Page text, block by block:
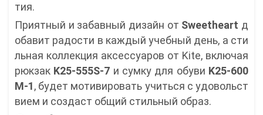
тия.
Приятный и забавный дизайн от Sweetheart д
обавит радости в каждый учебный день, а сти
льная коллекция аксессуаров от Kite, включая
рюкзак K25-555S-7 и сумку для обуви K25-600
M-1, будет мотивировать учиться с удовольст
вием и создаст общий стильный образ.